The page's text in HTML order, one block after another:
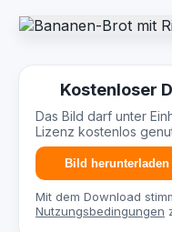
Kostenloser
Das Bild darf unter
Lizenz kostenlos
Bild herunterladen
Mit dem Download
Nutzungsbedingungen